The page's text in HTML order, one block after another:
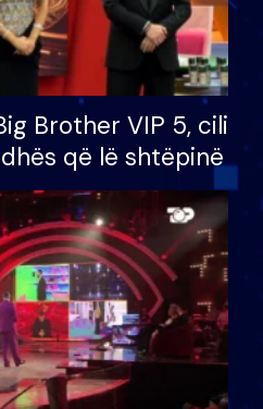
Brother VIP 5, cili
që lë shtëpinë